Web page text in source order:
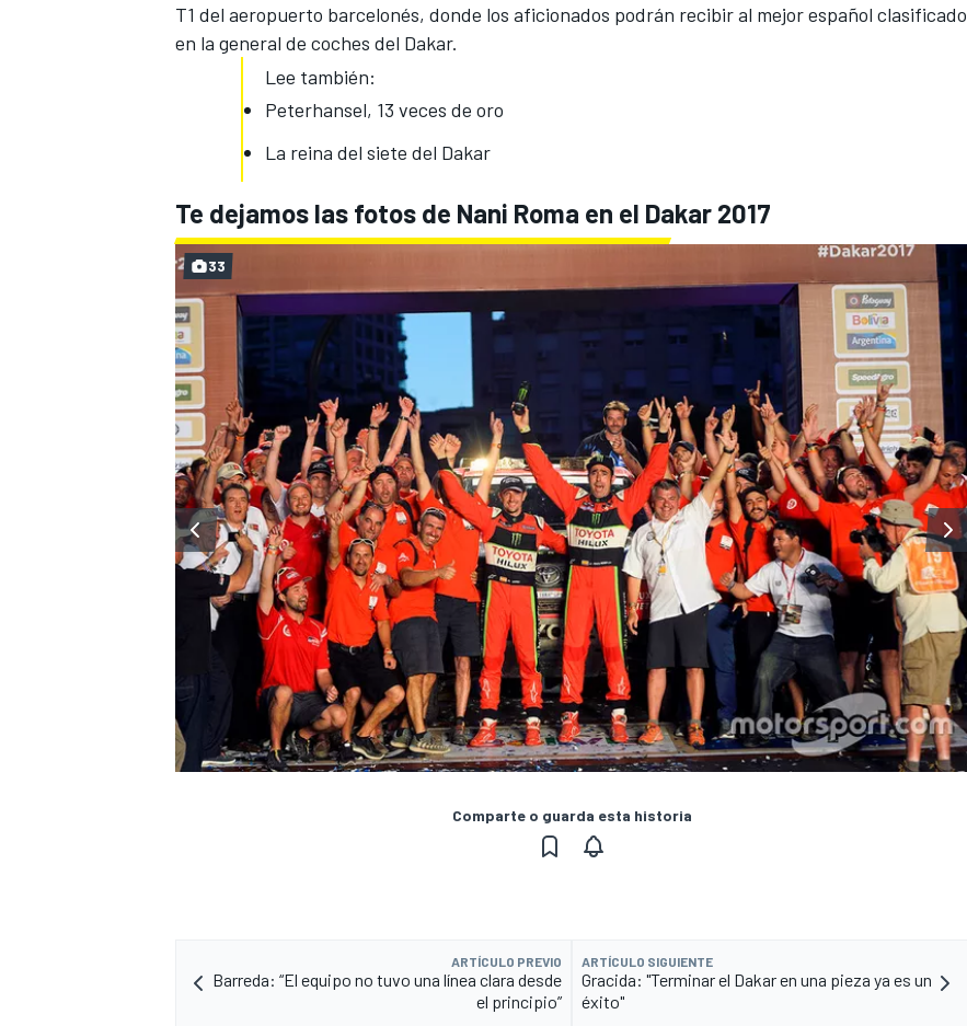
T1 del aeropuerto barcelonés, donde los aficionados podrán recibir al mejor español clasificado
en la general de coches del Dakar.
Lee también:
Peterhansel, 13 veces de oro
La reina del siete del Dakar
Te dejamos las fotos de Nani Roma en el Dakar 2017
33
Comparte o guarda esta historia
ARTÍCULO PREVIO
Barreda: “El equipo no tuvo una línea clara desde
el principio”
ARTÍCULO SIGUIENTE
Gracida: "Terminar el Dakar en una pieza ya es un
éxito"